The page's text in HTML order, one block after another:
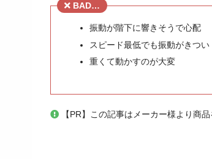
BAD…
振動が階下に響きそうで心配
スピード最低でも振動がきつい
重くて動かすのが大変
【PR】この記事はメーカー様より商品